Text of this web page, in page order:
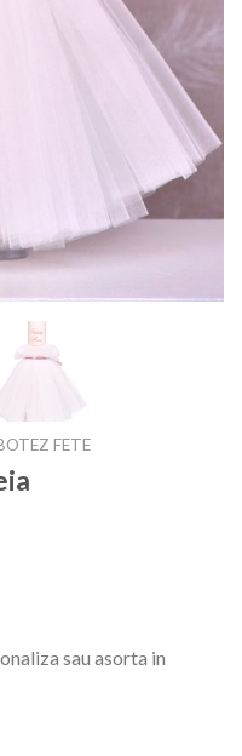
FETE
sau asorta in